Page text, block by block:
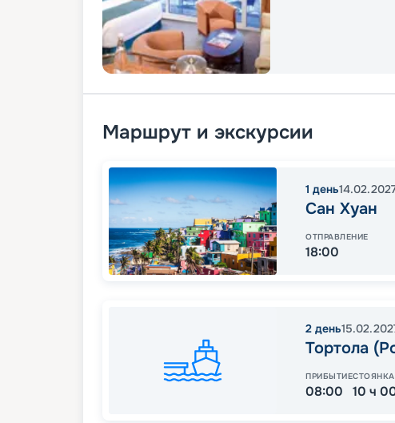
Маршрут и экскурсии
1 день14.02.2027
Сан Хуан
ОТПРАВЛЕНИЕ
18:00
2 день
Тортола
ПРИБЫТИЕ
08:00
СТОЯНКА
10 ч